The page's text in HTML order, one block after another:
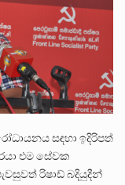
සඳහා ඉදිරිපත්
එම සේවක
රිෂාඩ් බදියුදීන්